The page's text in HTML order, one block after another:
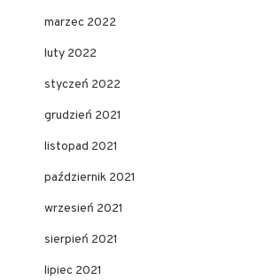
marzec 2022
luty 2022
styczeń 2022
grudzień 2021
listopad 2021
październik 2021
wrzesień 2021
sierpień 2021
lipiec 2021